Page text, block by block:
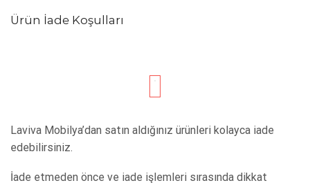
Ürün İade Koşulları
Laviva Mobilya’dan satın aldığınız ürünleri kolayca iade
edebilirsiniz.
İade etmeden önce ve iade işlemleri sırasında dikkat